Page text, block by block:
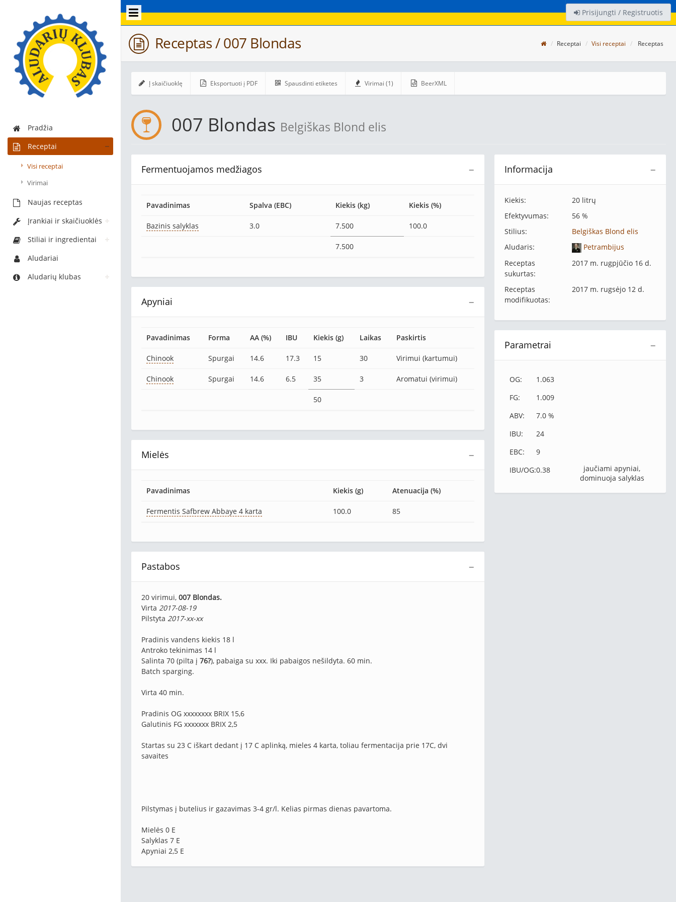
Pradžia
Receptai
Visi receptai
Virimai
Naujas receptas
Įrankiai ir skaičiuoklės
Stiliai ir ingredientai
Aludariai
Aludarių klubas
Prisijungti / Registruotis
Receptas / 007 Blondas Receptai Visi receptai Receptas
Į skaičiuoklę Eksportuoti į PDF Spausdinti etiketes Virimai (1) BeerXML
007 Blondas Belgiškas Blond elis
−
Informacija
Kiekis:
20 litrų
Efektyvumas:
56 %
Stilius:
Belgiškas Blond elis
Aludaris:
Petrambijus
Receptas
sukurtas:
2017 m. rugpjūčio 16 d.
Receptas
modifikuotas:
2017 m. rugsėjo 12 d.
−
Parametrai
OG:
1.063
FG:
1.009
ABV:
7.0 %
IBU:
24
EBC:
9
IBU/OG:0.38
jaučiami apyniai,
dominuoja salyklas
−
Fermentuojamos medžiagos
Pavadinimas Spalva (EBC) Kiekis (kg) Kiekis (%)
Bazinis salyklas 3.0 7.500 100.0
7.500
−
Apyniai
Pavadinimas Forma AA (%) IBU Kiekis (g) Laikas Paskirtis
Chinook Spurgai 14.6 17.3 15 30 Virimui (kartumui)
Chinook Spurgai 14.6 6.5 35 3 Aromatui (virimui)
50
−
Mielės
Pavadinimas Kiekis (g) Atenuacija (%)
Fermentis Safbrew Abbaye 4 karta 100.0 85
−
Pastabos
20 virimui, 007 Blondas.
Virta 2017-08-19
Pilstyta 2017-xx-xx
Pradinis vandens kiekis 18 l
Antroko tekinimas 14 l
Salinta 70 (pilta į 76?), pabaiga su xxx. Iki pabaigos nešildyta. 60 min.
Batch sparging.
Virta 40 min.
Pradinis OG xxxxxxxx BRIX 15,6
Galutinis FG xxxxxxx BRIX 2,5
Startas su 23 C iškart dedant į 17 C aplinką, mieles 4 karta, toliau fermentacija prie 17C, dvi
savaites
Pilstymas į butelius ir gazavimas 3-4 gr/l. Kelias pirmas dienas pavartoma.
Mielės 0 E
Salyklas 7 E
Apyniai 2,5 E